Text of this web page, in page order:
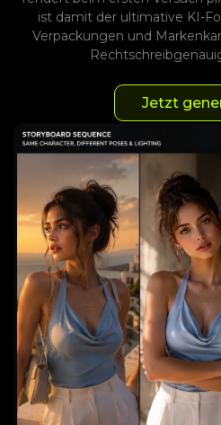
ist damit der ultimative KI-
Verpackungen und
Jetzt